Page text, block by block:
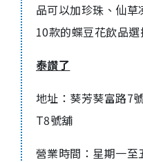
品可以加珍珠、仙
10款的蝶豆花飲品選
泰讚了
地址：葵芳葵富路7
T8號舖
營業時間：星期一